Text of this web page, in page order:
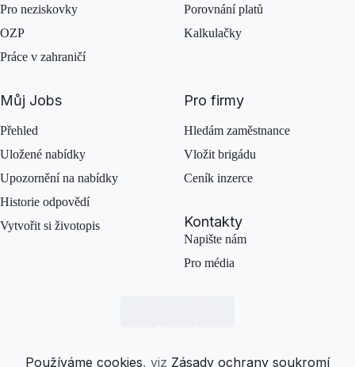
Pro neziskovky
OZP
Práce v zahraničí
Porovnání platů
Kalkulačky
Můj Jobs
Přehled
Uložené nabídky
Upozornění na nabídky
Historie odpovědí
Vytvořit si životopis
Pro firmy
Hledám zaměstnance
Vložit brigádu
Ceník inzerce
Kontakty
Napište nám
Pro média
Používáme cookies, viz Zásady ochrany soukromí